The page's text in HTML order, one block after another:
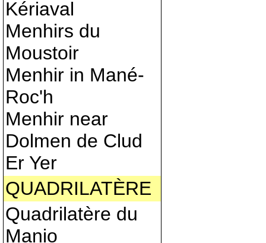
Kériaval
Menhirs du
Moustoir
Menhir in Mané-
Roc'h
Menhir near
Dolmen de Clud
Er Yer
QUADRILATÈRE
Quadrilatère du
Manio